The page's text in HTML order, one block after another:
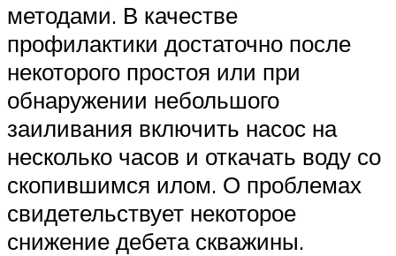
методами. В качестве
профилактики достаточно после
некоторого простоя или при
обнаружении небольшого
заиливания включить насос на
несколько часов и откачать воду со
скопившимся илом. О проблемах
свидетельствует некоторое
снижение дебета скважины.